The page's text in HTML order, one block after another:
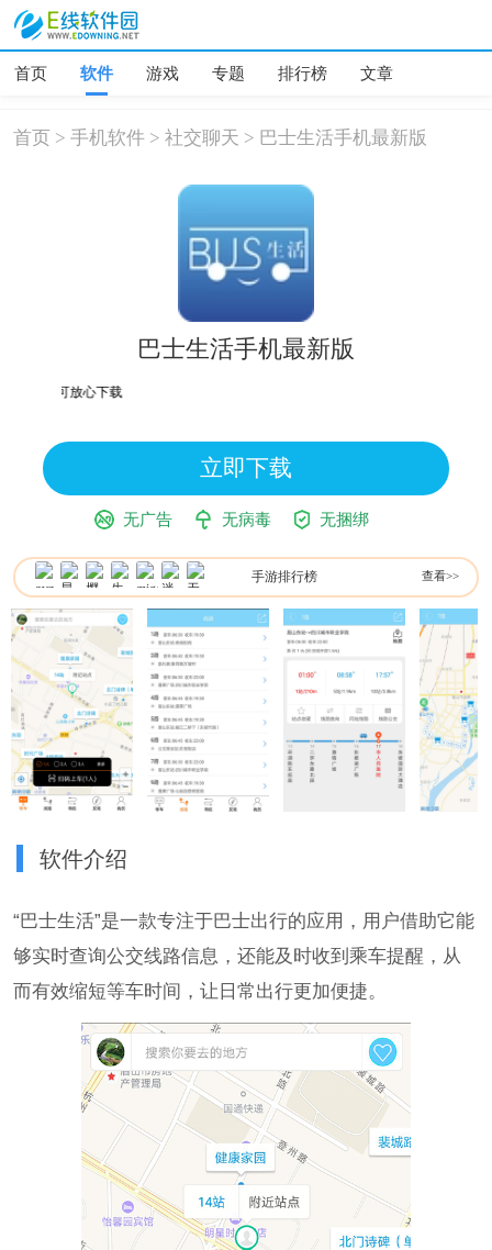
首页 软件 游戏 专题 排行榜 文章
首页 >手机软件 >社交聊天 > 巴士生活手机最新版
巴士生活手机最新版
误报可放心下载
立即下载
无广告 无病毒 无捆绑
手游排行榜 查看>>
软件介绍
“巴士生活”是一款专注于巴士出行的应用，用户借助它能
够实时查询公交线路信息，还能及时收到乘车提醒，从
而有效缩短等车时间，让日常出行更加便捷。